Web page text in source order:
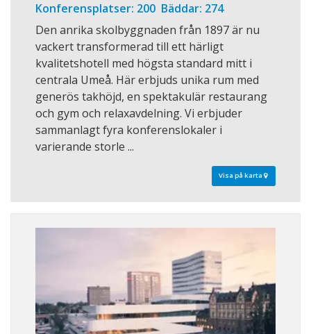
Konferensplatser: 200 Bäddar: 274
Den anrika skolbyggnaden från 1897 är nu
vackert transformerad till ett härligt
kvalitetshotell med högsta standard mitt i
centrala Umeå. Här erbjuds unika rum med
generös takhöjd, en spektakulär restaurang
och gym och relaxavdelning. Vi erbjuder
sammanlagt fyra konferenslokaler i
varierande storle ...
Visa på karta